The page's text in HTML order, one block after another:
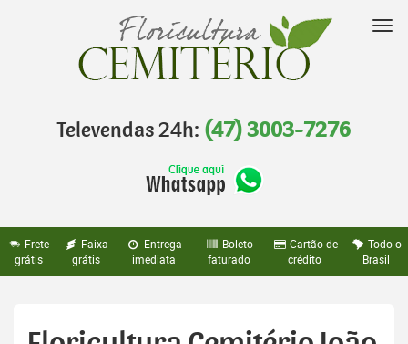
Televendas 24h: (47) 3003-7276
Frete
grátis
Faixa
grátis
Entrega
imediata
Boleto
faturado
Cartão de
crédito
Todo o
Brasil